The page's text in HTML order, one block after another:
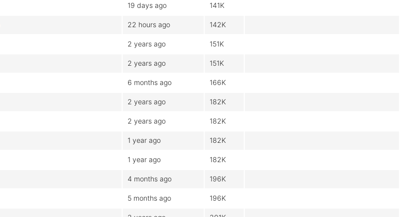
19 days ago 141K
22 hours ago 142K
2 years ago 151K
2 years ago 151K
6 months ago 166K
2 years ago 182K
2 years ago 182K
1 year ago 182K
1 year ago 182K
4 months ago 196K
5 months ago 196K